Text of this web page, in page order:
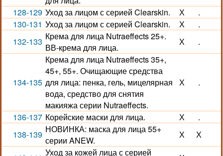
128-129 Уход за лицом с серией Clearskin. Х
.
130-131 Уход за лицом с серией Clearskin. Х
.
132-133 Крема для лица Nutraeffects 25+.
ВВ-крема для лица.
Х .
134-135
Крема для лица Nutraeffects 35+,
45+, 55+. Очищающие средства
для лица: пенка, гель, мицелярная
вода, средство для снятия
макияжа серии Nutraeffects.
Х .
136-137 Корейские маски для лица. Х
.
138-139 НОВИНКА: маска для лица 55+
серии ANEW.
Х Х
Уход за кожей лица с серией